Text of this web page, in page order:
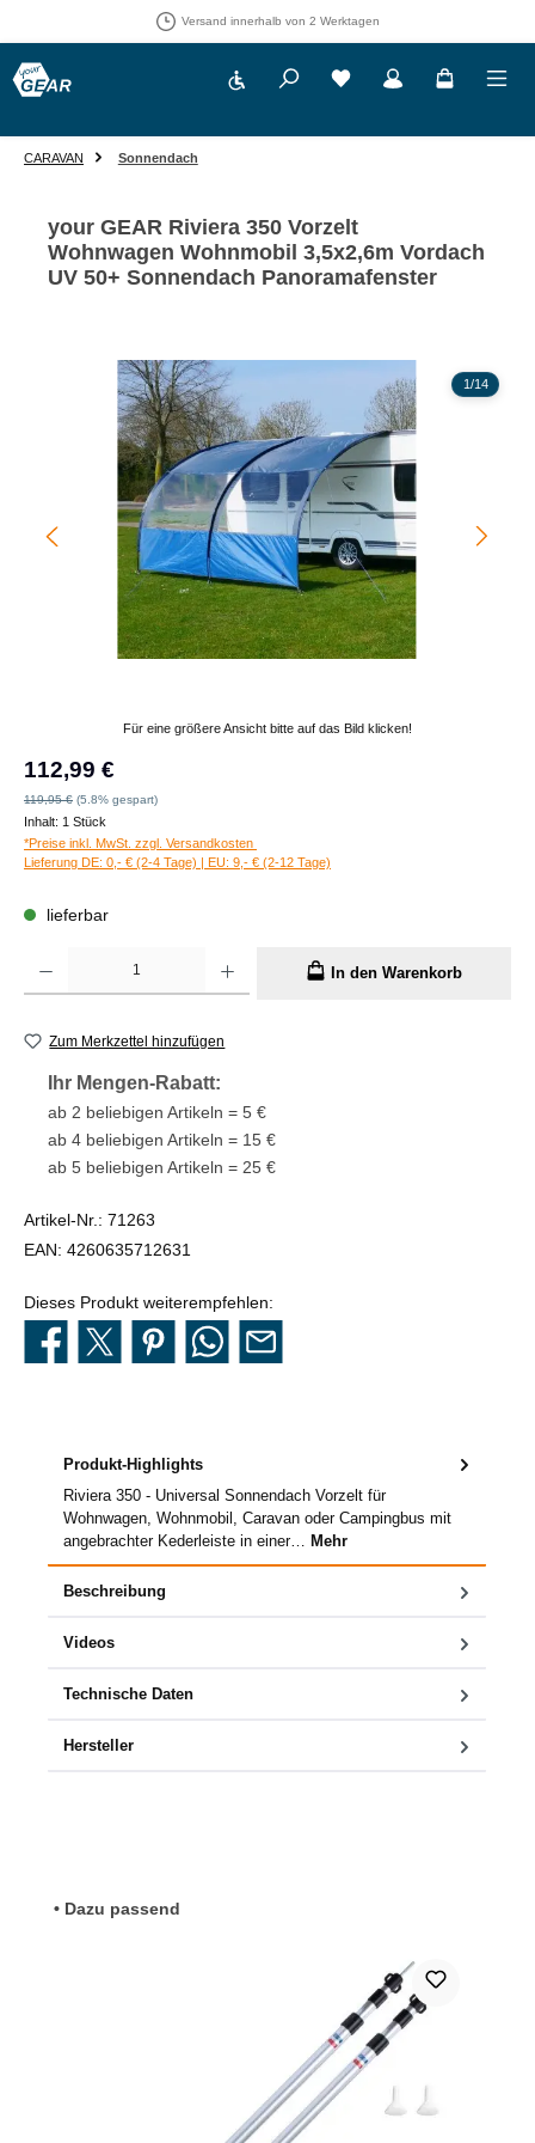
Versand innerhalb von 2 Werktagen
Werkzeugleiste anzeigenDu hast 0 Produkte auf
CARAVAN Sonnendach
your GEAR Riviera 350 Vorzelt
Wohnwagen Wohnmobil 3,5x2,6m Vordach
UV 50+ Sonnendach Panoramafenster
Bildergalerie überspringen
Für eine größere Ansicht bitte auf das Bild klicken!
1/14
Verkaufspreis:
112,99 €
Regulärer Preis:
119,95 € (5.8% gespart)
Inhalt: 1 Stück
*Preise inkl. MwSt. zzgl. Versandkosten
Lieferung DE: 0,- € (2-4 Tage) | EU: 9,- € (2-12 Tage)
lieferbar
In den Warenkorb
Zum Merkzettel hinzufügen
Ihr Mengen-Rabatt:
ab 2 beliebigen Artikeln = 5 €
ab 4 beliebigen Artikeln = 15 €
ab 5 beliebigen Artikeln = 25 €
Artikel-Nr.: 71263
EAN: 4260635712631
Dieses Produkt weiterempfehlen:
Produkt-Highlights
Riviera 350 - Universal Sonnendach Vorzelt für
Wohnwagen, Wohnmobil, Caravan oder Campingbus mit
angebrachter Kederleiste in einer… Mehr
Beschreibung
Videos
Technische Daten
Hersteller
Produktgalerie überspringen
• Dazu passend